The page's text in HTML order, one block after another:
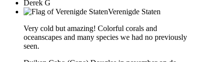
Derek G
Verenigde Staten
Very cold but amazing! Colorful corals and
oceanscapes and many species we had no previously
seen.